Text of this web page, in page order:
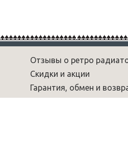
Отзывы о ретро
Скидки и акции
Гарантия, обмен и